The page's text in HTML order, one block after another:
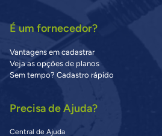
É um fornecedor?
Vantagens em cadastrar
Veja as opções de planos
Sem tempo? Cadastro rápido
Precisa de Ajuda?
Central de Ajuda